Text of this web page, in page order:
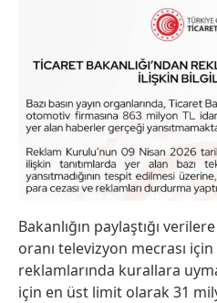
Bakanlığın paylaştığı
oranı televizyon mecrası
reklamlarında kurallara
için en üst limit olarak 31